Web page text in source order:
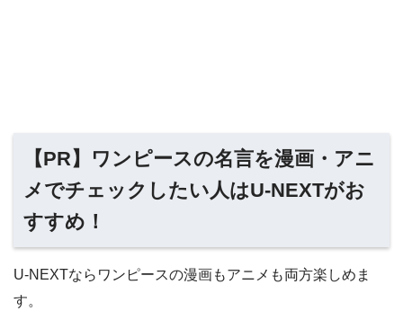
【PR】ワンピースの名言を漫画・アニ
メでチェックしたい人はU-NEXTがお
すすめ！
U-NEXTならワンピースの漫画もアニメも両方楽しめま
す。